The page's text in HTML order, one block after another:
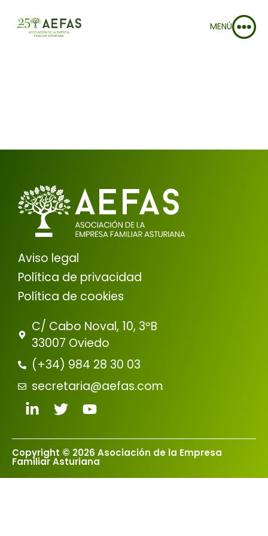
MENÚ
Aviso legal
Política de privacidad
Política de cookies
C/ Cabo Noval, 10, 3ºB
33007 Oviedo
(+34) 984 28 30 03
secretaria@aefas.com
Copyright © 2026 Asociación de la Empresa
Familiar Asturiana